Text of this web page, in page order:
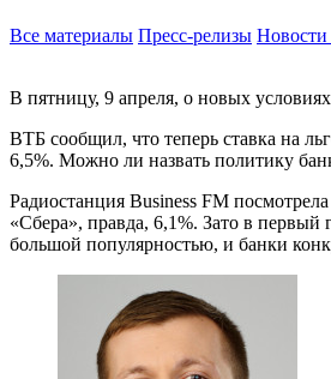
Все материалы Пресс-релизы Новости
В пятницу, 9 апреля, о новых
ВТБ сообщил, что теперь ставка на
6,5%. Можно ли назвать политику
Радиостанция Business FM
«Сбера», правда, 6,1%. Зато в первый
большой популярностью, и банки